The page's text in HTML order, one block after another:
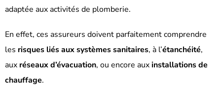
adaptée aux activités de plomberie.
En effet, ces assureurs doivent parfaitement comprendre
les risques liés aux systèmes sanitaires, à l’étanchéité,
aux réseaux d’évacuation, ou encore auxinstallations de
chauffage.